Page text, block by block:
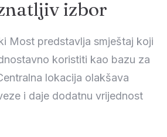
izbor
Most predstavlja smještaj koji
koristiti kao bazu za
lokacija olakšava
i daje dodatnu vrijednost